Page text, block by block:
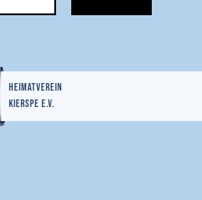
Heimatverein
Kierspe e.v.